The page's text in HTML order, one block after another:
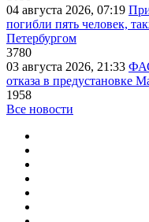
04 августа 2026, 07:19
погибли пять человек,
Петербургом
3780
03 августа 2026, 21:33
отказа в предустановке
1958
Все новости